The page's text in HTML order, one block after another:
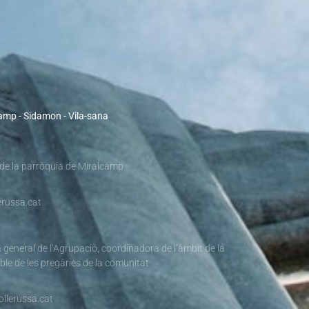
- Sidamon - Vila-sana
la parròquia de Miralcamp
de l’Agrupació, coordinadora de l’àmbit de la
de les pregàries de la comunitat